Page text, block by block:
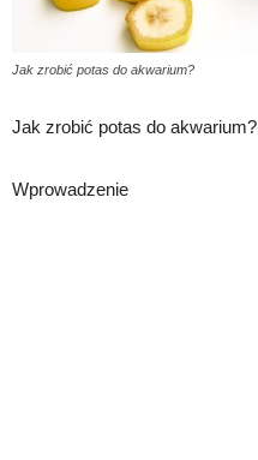
Jak zrobić potas do akwarium?
Jak zrobić potas do akwarium?
Wprowadzenie